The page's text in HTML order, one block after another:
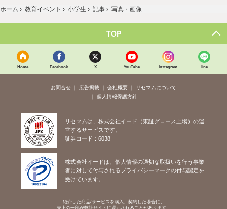
ホーム › 教育イベント › 小学生 › 記事 › 写真・画像
TOP
Home Facebook X YouTube Instagram line
お問合せ 広告掲載 会社概要
リセマムについて
個人情報保護方針
リセマムは、株式会社イード（東証グロース上場）の運
営するサービスです。
証券コード：6038
株式会社イードは、個人情報の適切な取扱いを行う事業
者に対して付与されるプライバシーマークの付与認定を
受けています。
紹介した商品/サービスを購入、契約した場合に、
売上の一部が弊社サイトに還元されることがあります。